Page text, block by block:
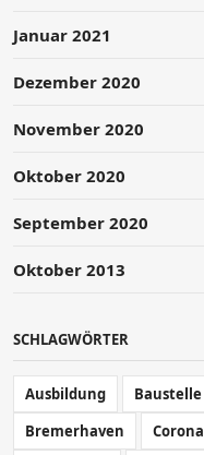
Januar 2021
Dezember 2020
November 2020
Oktober 2020
September 2020
Oktober 2013
SCHLAGWÖRTER
Ausbildung Baustelle
Bremerhaven
Corona